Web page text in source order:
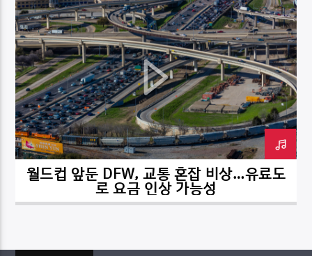
월드컵 앞둔 DFW, 교통 혼잡 비상…유료도
로 요금 인상 가능성